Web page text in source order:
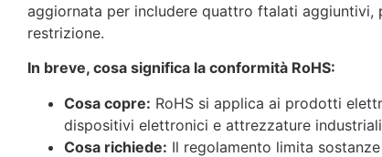
aggiornata per includere quattro ftalati
restrizione.
In breve, cosa significa la conformità RoHS:
Cosa copre: RoHS si applica ai prodotti
dispositivi elettronici e attrezzature
Cosa richiede: Il regolamento limita